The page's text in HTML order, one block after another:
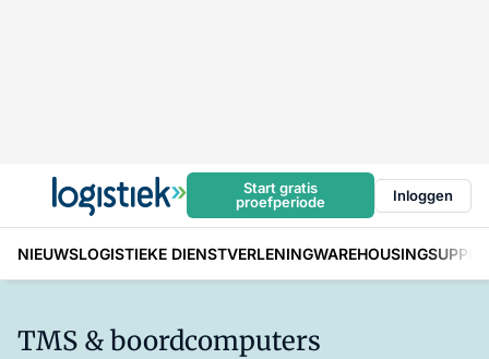
Start gratis
proefperiode
Inloggen
NIEUWSLOGISTIEKE DIENSTVERLENINGWAREHOUSING
TMS & boordcomputers